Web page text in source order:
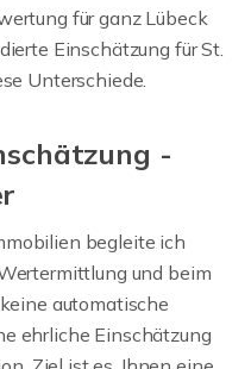
für ganz Lübeck
Einschätzung für St.
Unterschiede.
-
begleite ich
und beim
automatische
ehrliche Einschätzung